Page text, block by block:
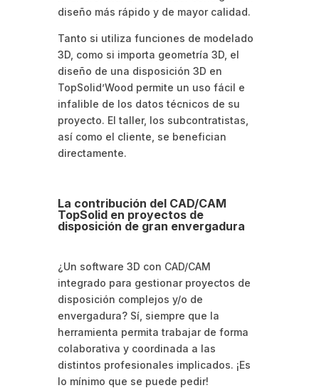
diseño más rápido y de mayor calidad.
Tanto si utiliza funciones de modelado
3D, como si importa geometría 3D, el
diseño de una disposición 3D en
TopSolid’Wood permite un uso fácil e
infalible de los datos técnicos de su
proyecto. El taller, los subcontratistas,
así como el cliente, se benefician
directamente.
La contribución del CAD/CAM
TopSolid en proyectos de
disposición de gran envergadura
¿Un software 3D con CAD/CAM
integrado para gestionar proyectos de
disposición complejos y/o de
envergadura? Sí, siempre que la
herramienta permita trabajar de forma
colaborativa y coordinada a las
distintos profesionales implicados. ¡Es
lo mínimo que se puede pedir!